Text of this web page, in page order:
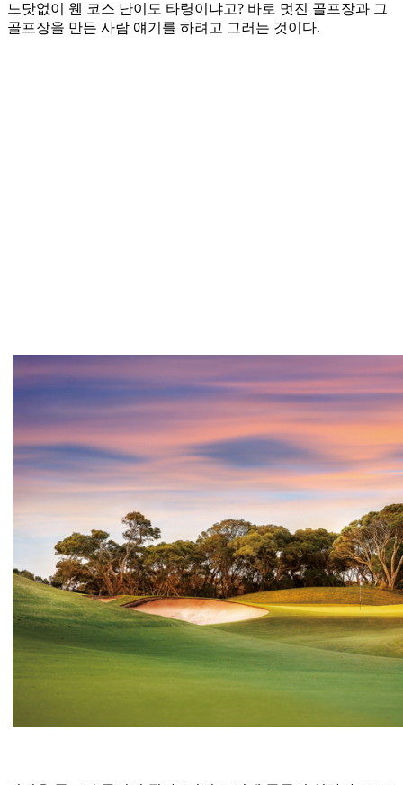
느닷없이 웬 코스 난이도 타령이냐고? 바로 멋진 골프장과 그
골프장을 만든 사람 얘기를 하려고 그러는 것이다.